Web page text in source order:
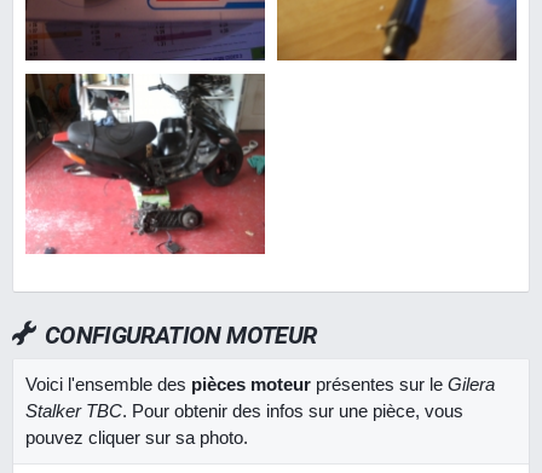
CONFIGURATION MOTEUR
Voici l'ensemble des pièces moteur présentes sur le Gilera
Stalker TBC. Pour obtenir des infos sur une pièce, vous
pouvez cliquer sur sa photo.